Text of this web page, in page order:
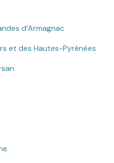
d’Armagnac
et des Hautes-Pyrénées